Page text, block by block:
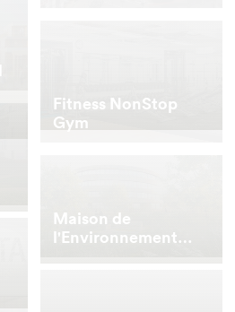
Fitness NonStop
Gym
Maison de
l'Environnement